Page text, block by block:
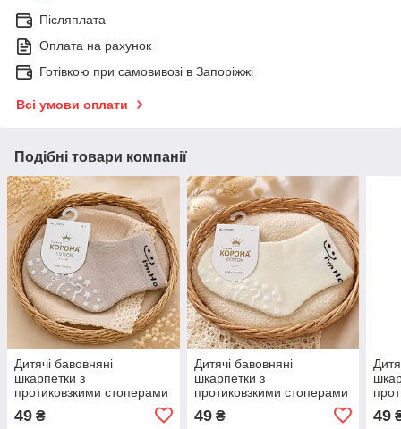
Післяплата
Оплата на рахунок
Готівкою при самовивозі в Запоріжжі
Всі умови оплати
Подібні товари компанії
Дитячі бавовняні
шкарпетки з
протиковзкими стоперами
бежеві, 0-1 рік стопа 11см
49 ₴
Дитячі бавовняні
шкарпетки з
протиковзкими стоперами
11см
49₴ 49